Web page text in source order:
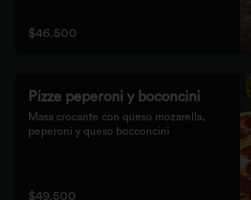
$46.500
Pizze peperoni y boconcini
Masa crocante con queso mozarella,
peperoni y queso bocconcini
$49.500